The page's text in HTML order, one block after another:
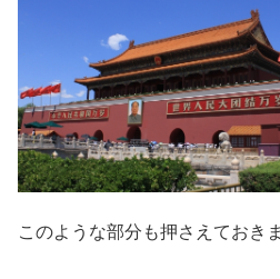
このような部分も押さえておき